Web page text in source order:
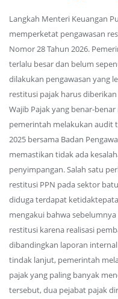
Langkah Menteri Keuangan
memperketat pengawasan
Nomor 28 Tahun 2026.
terlalu besar dan belum
dilakukan pengawasan yang
restitusi pajak harus
Wajib Pajak yang benar-
pemerintah melakukan audit
2025 bersama Badan
memastikan tidak ada
penyimpangan. Salah satu
restitusi PPN pada sektor
diduga terdapat
mengakui bahwa
restitusi karena realisasi
dibandingkan laporan
tindak lanjut, pemerintah
pajak yang paling banyak
tersebut, dua pejabat pajak